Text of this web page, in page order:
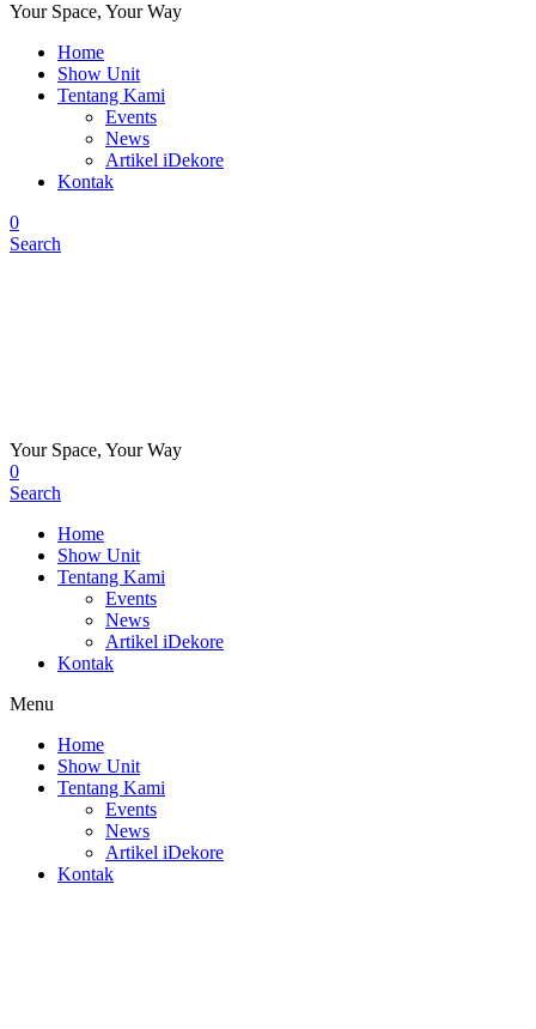
Your Space, Your Way
Home
Show Unit
Tentang Kami
Events
News
Artikel iDekore
Kontak
0
Search
Your Space, Your Way
0
Search
Home
Show Unit
Tentang Kami
Events
News
Artikel iDekore
Kontak
Menu
Home
Show Unit
Tentang Kami
Events
News
Artikel iDekore
Kontak